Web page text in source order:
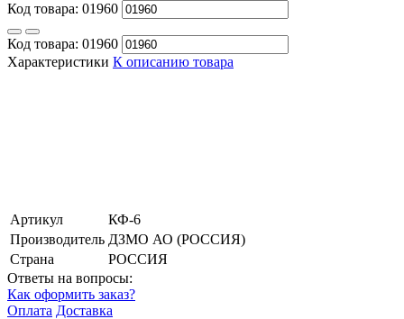
Код товара: 01960
Код товара: 01960
Характеристики К описанию товара
Артикул
КФ-6
Производитель ДЗМО АО (РОССИЯ)
Страна
РОССИЯ
Ответы на вопросы:
Как оформить заказ?
Оплата Доставка